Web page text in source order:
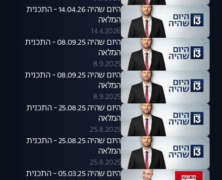
היום שהיה 14.04.26 - התכנית
המלאה
14.4.2026
היום שהיה 08.09.25 - התכנית
המלאה
8.9.2025
היום שהיה 08.09.25 - התכנית
המלאה
8.9.2025
היום שהיה 25.08.25 - התכנית
המלאה
25.8.2025
היום שהיה 25.08.25 - התכנית
המלאה
25.8.2025
היום שהיה 05.03.25 - התכנית